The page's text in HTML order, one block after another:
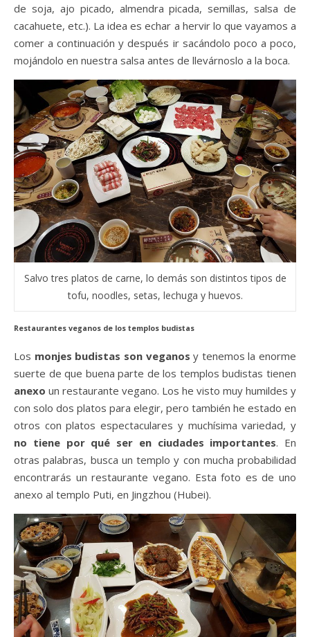
de soja, ajo picado, almendra picada, semillas, salsa de
cacahuete, etc.). La idea es echar a hervir lo que vayamos a
comer a continuación y después ir sacándolo poco a poco,
mojándolo en nuestra salsa antes de llevárnoslo a la boca.
Salvo tres platos de carne, lo demás son distintos tipos de
tofu, noodles, setas, lechuga y huevos.
Restaurantes veganos de los templos budistas
Los monjes budistas son veganos y tenemos la enorme
suerte de que buena parte de los templos budistas tienen
anexo un restaurante vegano. Los he visto muy humildes y
con solo dos platos para elegir, pero también he estado en
otros con platos espectaculares y muchísima variedad, y
no tiene por qué ser en ciudades importantes. En
otras palabras, busca un templo y con mucha probabilidad
encontrarás un restaurante vegano. Esta foto es de uno
anexo al templo Puti, en Jingzhou (Hubei).